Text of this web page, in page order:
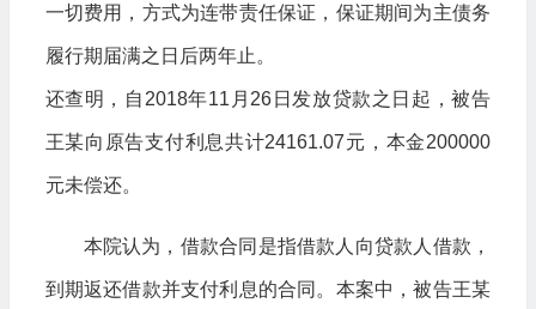
一切费用，方式为连带责任保证，保证期间为主债务
履行期届满之日后两年止。
还查明，自2018年11月26日发放贷款之日起，被告
王某向原告支付利息共计24161.07元，本金200000
元未偿还。
本院认为，借款合同是指借款人向贷款人借款，
到期返还借款并支付利息的合同。本案中，被告王某